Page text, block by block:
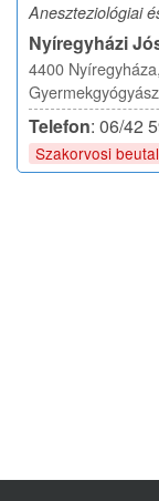
Aneszteziológiai
Nyíregyházi
4400
Telefon: 06/42
Szakorvosi